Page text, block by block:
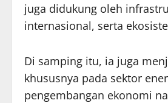
juga didukung oleh
internasional, serta
Di samping itu, ia juga
khususnya pada sektor
pengembangan ekonomi